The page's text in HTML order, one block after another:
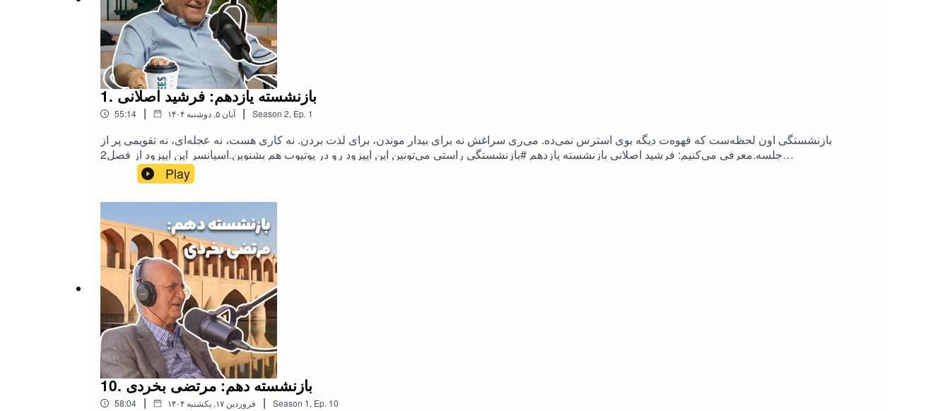
1. بازنشسته یازدهم: فرشید اصلانی
55:14 | ۱۴۰۴ آبان ۵, دوشنبه | Season 2, Ep. 1
بازنشستگی اون لحظه‌ست که قهوه‌ت دیگه بوی استرس نمی‌ده. می‌ری سراغش نه برای بیدار موندن، برای لذت بردن. نه کاری هست، نه عجله‌ای، نه تقویمی پر از
جلسه.معرفی می‌کنیم: فرشید اصلانی بازنشسته یازدهم #بازنشستگی ‌‌راستی می‌تونین این اپیزود رو در یوتیوب هم بشنوین.اسپانسر این اپیزود از فصل2
#بازنشستگی:تبسلاینستاگرام تبسل
Play
10. بازنشسته دهم: مرتضی بخردی
58:04 | ۱۴۰۴ فروردین ۱۷, یکشنبه | Season 1, Ep. 10